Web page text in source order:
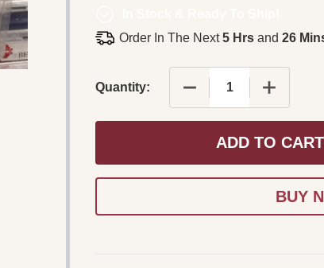
Order In The Next5 Hrs and 26
Quantity: DECREASE
ADD TO CART